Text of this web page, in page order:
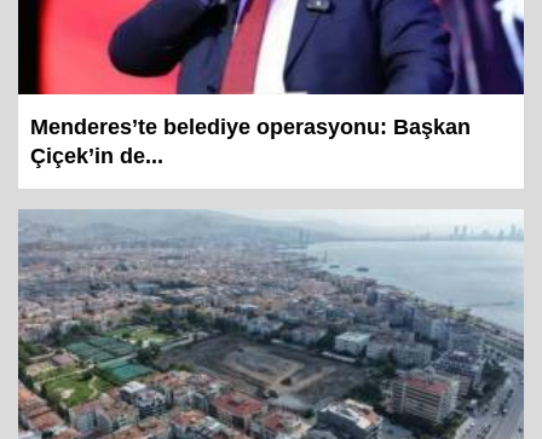
Menderes’te belediye operasyonu: Başkan
Çiçek’in de...